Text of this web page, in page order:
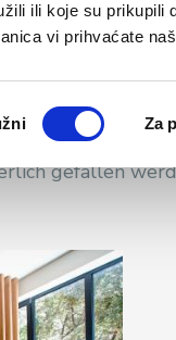
ili koje su prikupili
vi prihvaćate
Za
auf den ersten
und die
gefallen